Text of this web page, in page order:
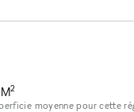
M2
moyenne pour cette